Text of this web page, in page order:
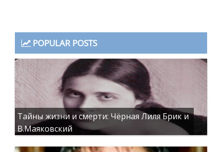
POPULAR POSTS
Тайны жизни и смерти: Чёрная Лиля Брик и
В.Маяковский